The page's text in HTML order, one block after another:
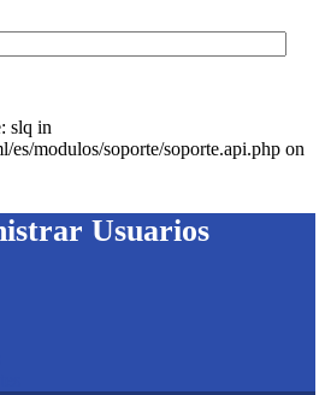
slq in
modulos/soporte/soporte.api.php on
Usuarios